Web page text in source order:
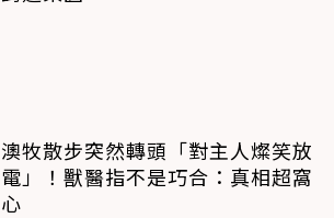
澳牧散步突然轉頭「對主人燦笑放
電」！獸醫指不是巧合：真相超窩
心